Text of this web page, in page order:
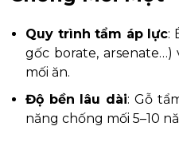
Quy trình tẩm áp lực:
gốc borate,
mối ăn.
Độ bền lâu dài: Gỗ
năng chống mối 5–10